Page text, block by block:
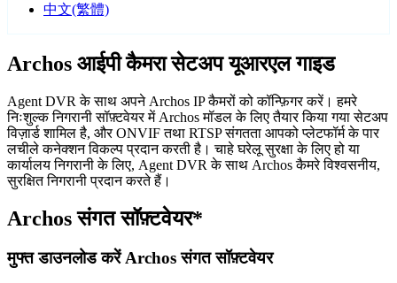
中文(繁體)
Archos आईपी कैमरा सेटअप यूआरएल गाइड
Agent DVR के साथ अपने Archos IP कैमरों को कॉन्फ़िगर करें। हमरे
निःशुल्क निगरानी सॉफ़्टवेयर में Archos मॉडल के लिए तैयार किया गया सेटअप
विज़ार्ड शामिल है, और ONVIF तथा RTSP संगतता आपको प्लेटफॉर्म के पार
लचीले कनेक्शन विकल्प प्रदान करती है। चाहे घरेलू सुरक्षा के लिए हो या
कार्यालय निगरानी के लिए, Agent DVR के साथ Archos कैमरे विश्वसनीय,
सुरक्षित निगरानी प्रदान करते हैं।
Archos संगत सॉफ़्टवेयर*
मुफ्त डाउनलोड करें Archos संगत सॉफ़्टवेयर